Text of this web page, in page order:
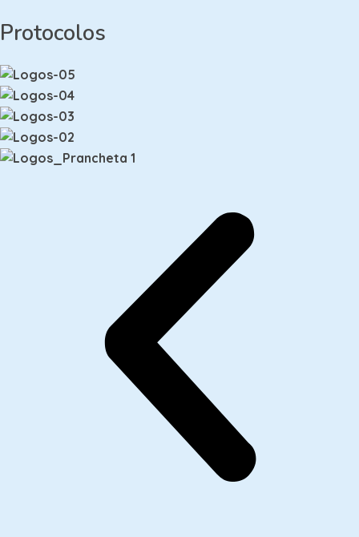
Protocolos